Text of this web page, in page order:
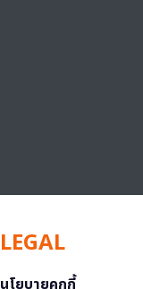
LEGAL
นโยบายคุกกี้